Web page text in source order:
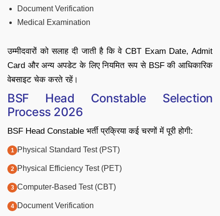
Document Verification
Medical Examination
उम्मीदवारों को सलाह दी जाती है कि वे CBT Exam Date, Admit
Card और अन्य अपडेट के लिए नियमित रूप से BSF की आधिकारिक
वेबसाइट चेक करते रहें।
BSF Head Constable Selection
Process 2026
BSF Head Constable भर्ती प्रक्रिया कई चरणों में पूरी होगी:
Physical Standard Test (PST)
Physical Efficiency Test (PET)
Computer-Based Test (CBT)
Document Verification